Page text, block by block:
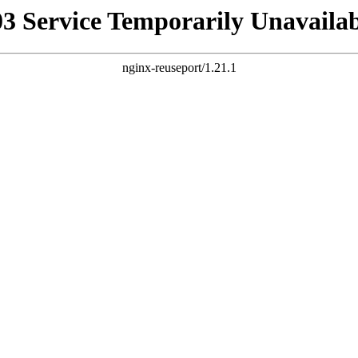
Service Temporarily
nginx-reuseport/1.21.1